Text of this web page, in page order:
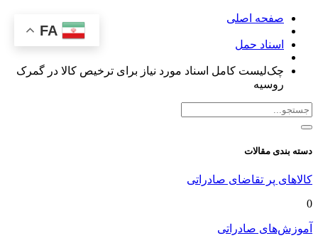
صفحه اصلی
اسناد حمل
چک‌لیست کامل اسناد مورد نیاز برای ترخیص کالا در گمرک
روسیه
دسته بندی مقالات
کالاهای پر تقاضای صادراتی
0
آموزش‌های صادراتی
FA